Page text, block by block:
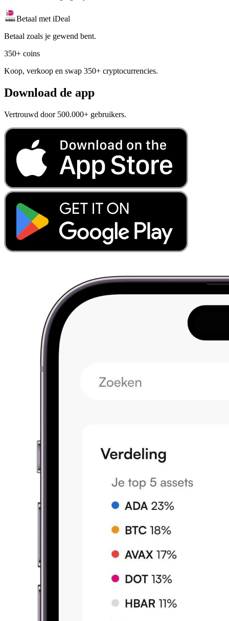
Betaal met iDeal
Betaal zoals je gewend bent.
350+ coins
Koop, verkoop en swap 350+ cryptocurrencies.
Download de app
Vertrouwd door 500.000+ gebruikers.